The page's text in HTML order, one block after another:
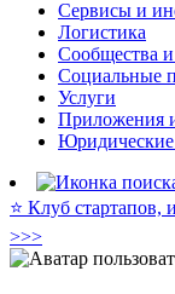
Сервисы и
Логистика
Сообщества
Социальные
Услуги
Приложения
⭐️ Клуб стартапов,
>>>